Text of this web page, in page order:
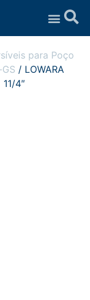
para Poço
/ LOWARA
4″